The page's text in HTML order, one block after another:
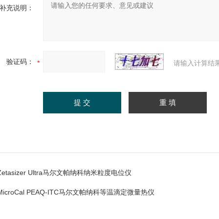
补充说明：
验证码： 请输入计算结
Ultra马尔文帕纳科纳米粒度电位仪
PEAQ-ITC马尔文帕纳科等温滴定微量热仪